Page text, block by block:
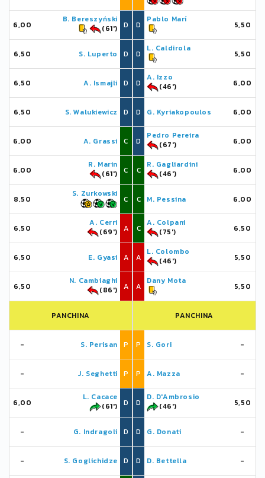
6,00
B. Bereszyński
(61')
D
6,50 S. Luperto D
6,50 A. Ismajli D
6,50 S. Walukiewicz D
6,00 A. Grassi C
6,00
R. Marin
(61')
C
8,50
S. Zurkowski
C
6,50
A. Cerri
(69')
A
6,50 E. Gyasi A
6,50
N. Cambiaghi
(86')
A
PANCHINA
- S. Perisan P
- J. Seghetti P
6,00
L. Cacace
(61')
D
- G. Indragoli D
- S. Goglichidze D
D
Pablo Marí
5,50
D
L. Caldirola
5,50
D
A. Izzo
(46')
6,00
D G. Kyriakopoulos 6,00
D
Pedro Pereira
(67')
6,00
C
R. Gagliardini
(46')
6,00
C M. Pessina 6,00
C
A. Colpani
(75')
6,50
A
L. Colombo
(46')
5,50
A
Dany Mota
5,50
PANCHINA
P S. Gori -
P A. Mazza -
D
D. D'Ambrosio
(46')
5,50
D G. Donati -
D D. Bettella -